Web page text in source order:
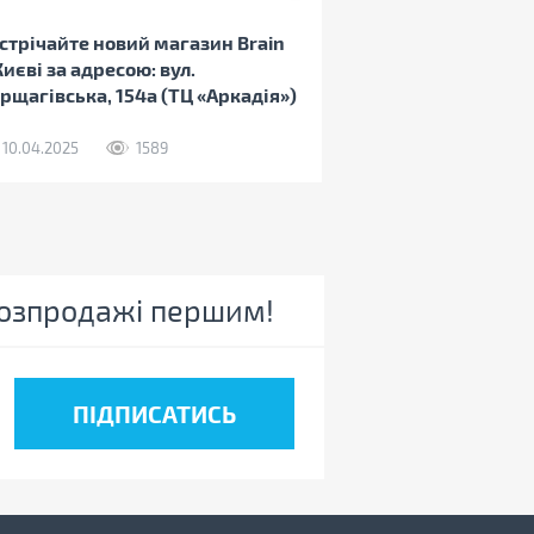
новий магазин Brain
за адресою: вул.
154а (ТЦ «Аркадія»)
10.04.2025 1589
першим!